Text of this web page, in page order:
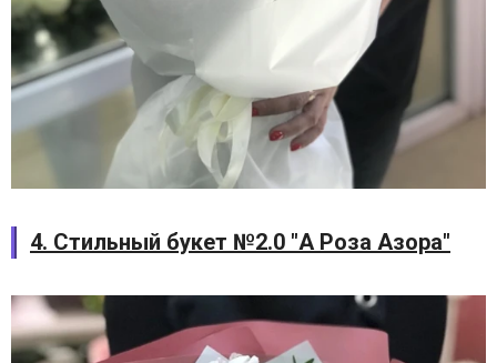
4. Стильный букет №2.0 "А Роза Азора"